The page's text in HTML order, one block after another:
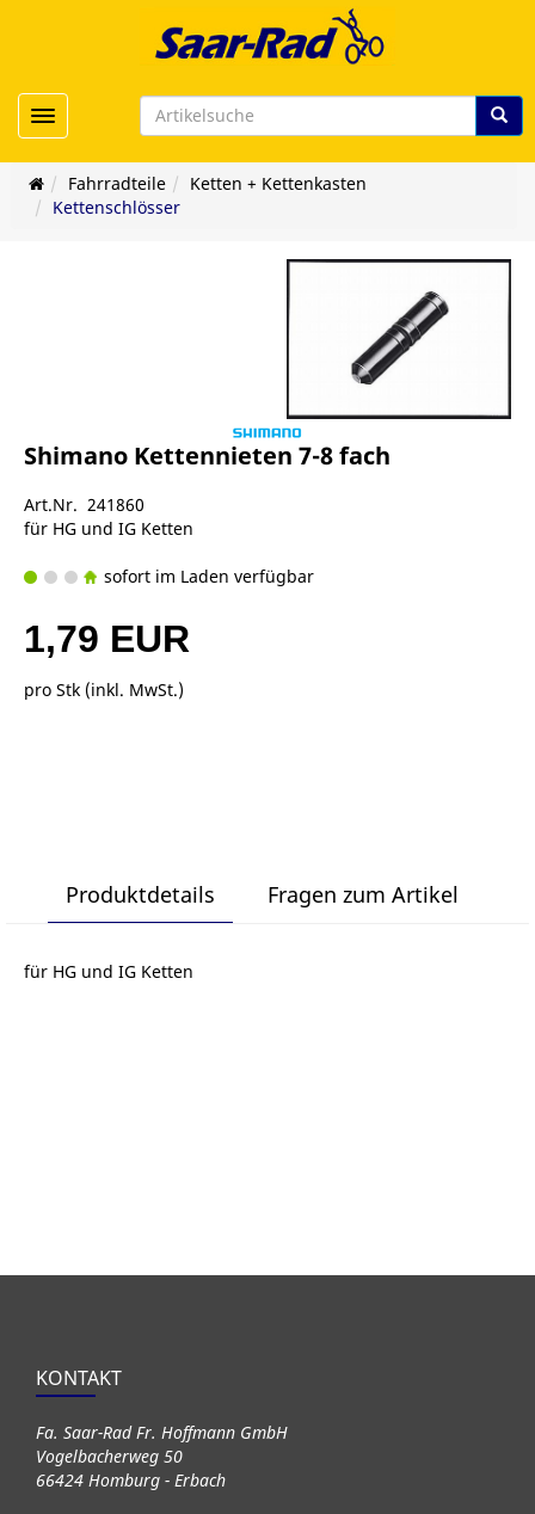
Toggle navigation
Fahrradteile
Ketten + Kettenkasten
Kettenschlösser
Shimano Kettennieten 7-8 fach
Art.Nr. 241860
für HG und IG Ketten
sofort im Laden verfügbar
1,79 EUR
pro Stk (inkl. MwSt.)
Produktdetails Fragen zum Artikel
für HG und IG Ketten
KONTAKT
Fa. Saar-Rad Fr. Hoffmann GmbH
Vogelbacherweg 50
66424 Homburg - Erbach